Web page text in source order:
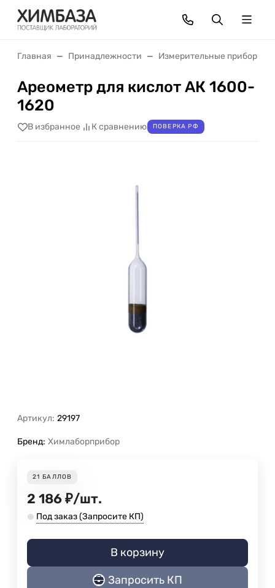
Главная Принадлежности Измерительные приборы
Ареометр для кислот АК 1600-
1620
В избранное К сравнению ПОВЕРКА РФ
Артикул: 29197
Бренд: Химлаборприбор
21 БАЛЛОВ
2 186 ₽/шт.
Под заказ (Запросите КП)
В корзину
Запросить КП